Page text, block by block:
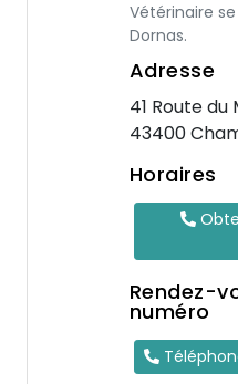
Vétérinaire
Dornas.
Adresse
41 Route du
43400
Horaires
Rendez-
numéro